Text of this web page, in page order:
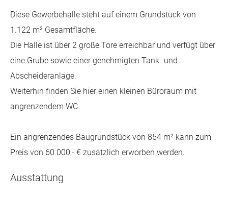
Diese Gewerbehalle steht auf einem Grundstück von
1.122 m² Gesamtfläche.
Die Halle ist über 2 große Tore erreichbar und verfügt über
eine Grube sowie einer genehmigten Tank- und
Abscheideranlage.
Weiterhin finden Sie hier einen kleinen Büroraum mit
angrenzendem WC.
Ein angrenzendes Baugrundstück von 854 m² kann zum
Preis von 60.000,- € zusätzlich erworben werden.
Ausstattung